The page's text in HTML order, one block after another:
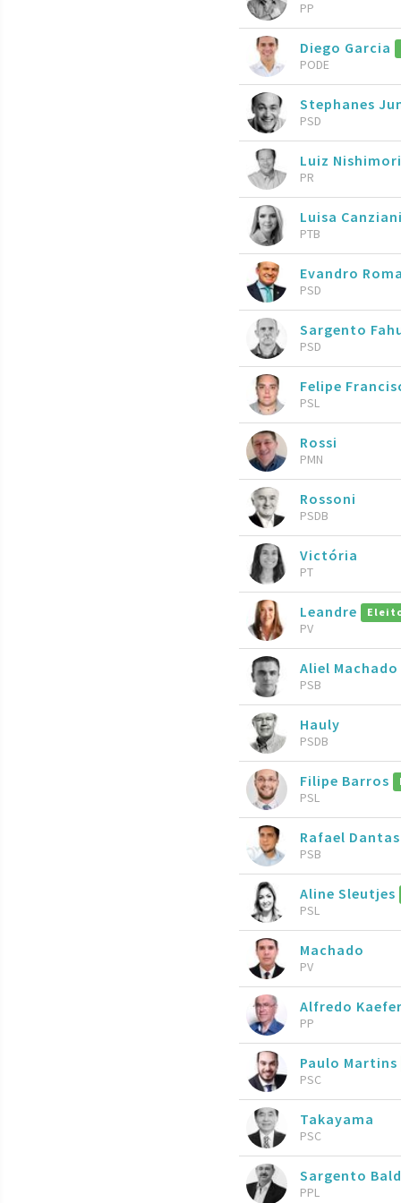
PP
Diego Garcia
PODE
Stephanes
PSD
Luiz Nishimori
PR
Luisa Canziani
PTB
Evandro
PSD
Sargento
PSD
Felipe
PSL
Rossi
PMN
Rossoni
PSDB
Victória
PT
Leandre
PV
Aliel Machado
PSB
Hauly
PSDB
Filipe Barros
PSL
Rafael Dantas
PSB
Aline Sleutjes
PSL
Machado
PV
Alfredo Kaefer
PP
Paulo Martins
PSC
Takayama
PSC
Sargento
PPL